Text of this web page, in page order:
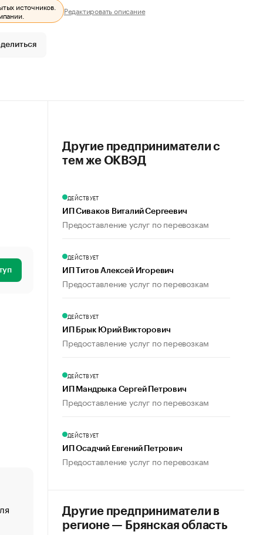
источников.
Редактировать описание
«От спорта тело стареет иначе». Как живет глава
создавшей GTA
Другие предприниматели с
тем же ОКВЭД
ДЕЙСТВУЕТ
ИП Сиваков Виталий Сергеевич
Предоставление услуг по перевозкам
ДЕЙСТВУЕТ
ИП Титов Алексей Игоревич
Предоставление услуг по перевозкам
ДЕЙСТВУЕТ
ИП Брык Юрий Викторович
Предоставление услуг по перевозкам
ДЕЙСТВУЕТ
ИП Мандрыка Сергей Петрович
Предоставление услуг по перевозкам
ДЕЙСТВУЕТ
ИП Осадчий Евгений Петрович
Предоставление услуг по перевозкам
Другие предприниматели в
регионе — Брянская область